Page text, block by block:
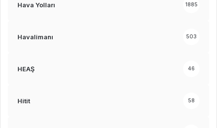
Hava Yolları 1885
Havalimanı 503
HEAŞ 46
Hitit 58